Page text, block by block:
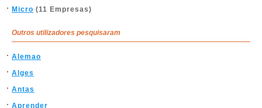
Micro (11 Empresas)
Outros utilizadores pesquisaram
Alemao
Alges
Antas
Aprender